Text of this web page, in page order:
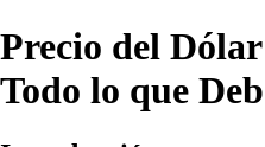
Precio del
Todo lo que